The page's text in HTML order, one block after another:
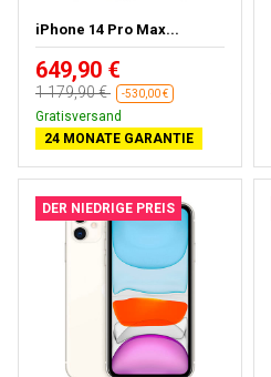
iPhone 14 Pro Max...
649,90 €
1 179,90 € -530,00 €
Kostenloses Geschenk
24 MONATE GARANTIE
DER NIEDRIGE PREIS